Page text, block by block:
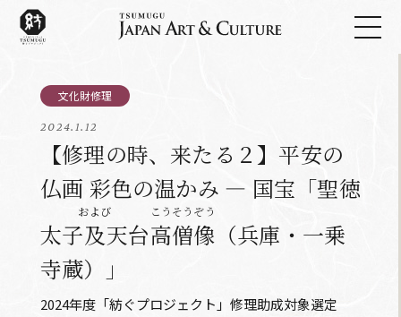
2024.1.12
【修理の時、来たる２】平安の
仏画 彩色の温かみ ― 国宝「聖徳
太子及
および
天台高僧像
こうそうぞう
（兵庫・一乗
寺蔵）」
2024年度「紡ぐプロジェクト」修理助成対象選定